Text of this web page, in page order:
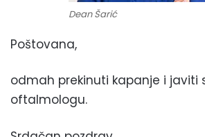
Dean Šarić
Poštovana,
odmah prekinuti kapanje i javiti
oftalmologu.